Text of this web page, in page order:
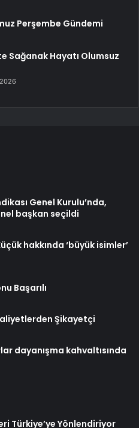
Perşembe Gündemi
Sağanak Hayatı Olumsuz
Genel Kurulu’nda,
başkan seçildi
hakkında ‘büyük isimler’
Başarılı
Şikayetçi
dayanışma kahvaltısında
Türkiye’ye Yönlendiriyor